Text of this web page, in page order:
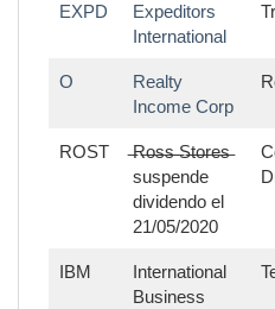
EXPD
Expeditors
International
O
Realty
Income Corp
ROST
̶R̶o̶s̶s̶ ̶S̶t̶o̶r̶e̶s̶
suspende
dividendo el
21/05/2020
IBM
International
Business